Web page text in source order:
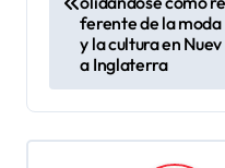
a
c
ferente de la moda
y la cultura en Nuev
a Inglaterra